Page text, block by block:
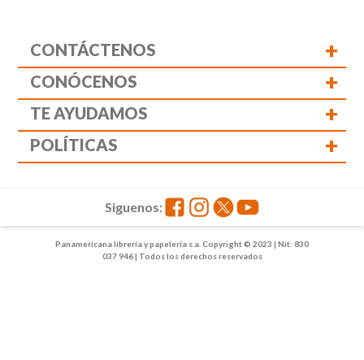
CONTÁCTENOS +
CONÓCENOS +
TE AYUDAMOS +
POLÍTICAS +
Panamericana librería y papelería s.a. Copyright © 2023 | Nit: 830
037 946 | Todos los derechos reservados
Siguenos: